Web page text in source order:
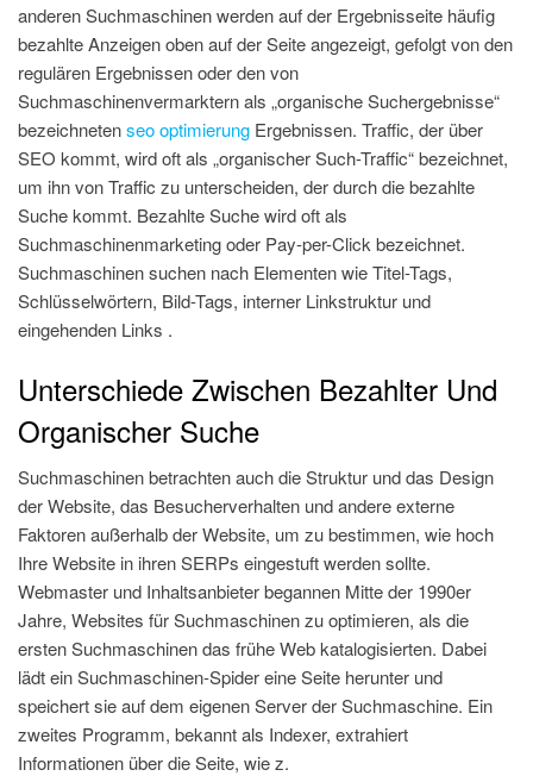
anderen Suchmaschinen werden auf der Ergebnisseite häufig
bezahlte Anzeigen oben auf der Seite angezeigt, gefolgt von den
regulären Ergebnissen oder den von
Suchmaschinenvermarktern als „organische Suchergebnisse“
bezeichnetenseo optimierung Ergebnissen. Traffic, der über
SEO kommt, wird oft als „organischer Such-Traffic“ bezeichnet,
um ihn von Traffic zu unterscheiden, der durch die bezahlte
Suche kommt. Bezahlte Suche wird oft als
Suchmaschinenmarketing oder Pay-per-Click bezeichnet.
Suchmaschinen suchen nach Elementen wie Titel-Tags,
Schlüsselwörtern, Bild-Tags, interner Linkstruktur und
eingehenden Links .
Unterschiede Zwischen Bezahlter Und
Organischer Suche
Suchmaschinen betrachten auch die Struktur und das Design
der Website, das Besucherverhalten und andere externe
Faktoren außerhalb der Website, um zu bestimmen, wie hoch
Ihre Website in ihren SERPs eingestuft werden sollte.
Webmaster und Inhaltsanbieter begannen Mitte der 1990er
Jahre, Websites für Suchmaschinen zu optimieren, als die
ersten Suchmaschinen das frühe Web katalogisierten. Dabei
lädt ein Suchmaschinen-Spider eine Seite herunter und
speichert sie auf dem eigenen Server der Suchmaschine. Ein
zweites Programm, bekannt als Indexer, extrahiert
Informationen über die Seite, wie z.